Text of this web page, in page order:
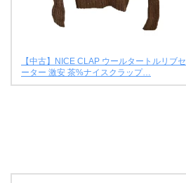
【中古】NICE CLAP ウールタートルリブセ
ーター 激安 茶%ナイスクラップ…